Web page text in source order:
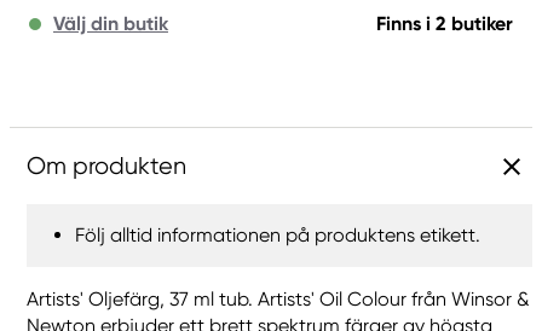
Välj din butik Finns i 2 butiker
Om produkten
Följ alltid informationen på produktens etikett.
Artists' Oljefärg, 37 ml tub. Artists' Oil Colour från Winsor &
Newton erbjuder ett brett spektrum färger av högsta